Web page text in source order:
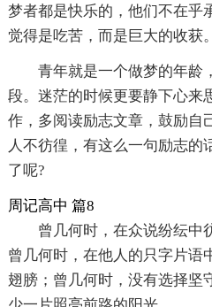
梦者都是快乐的，他们不在乎
觉得是吃苦，而是巨大的收获。
青年就是一个做梦的年龄
段。迷茫的时候更要静下心来
作，多阅读励志文章，鼓励自
人不彷徨，有这么一句励志的
了呢?
周记高中 篇8
曾几何时，在众说纷纭中
曾几何时，在他人的只字片语
翅膀；曾几何时，没有选择坚